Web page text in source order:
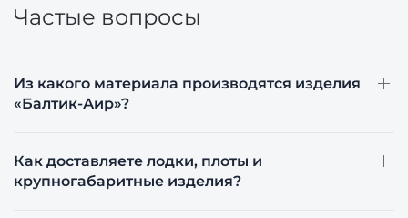
Частые вопросы
Из какого материала производятся изделия
«Балтик-Аир»?
Как доставляете лодки, плоты и
крупногабаритные изделия?